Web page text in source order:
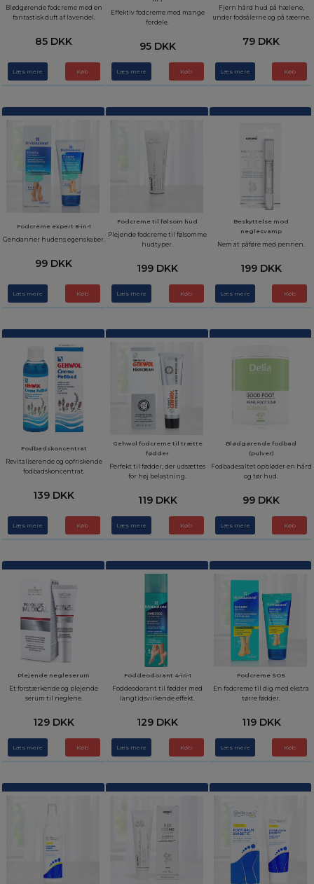
Blødgørende fodcreme med en
fantastisk duft af lavendel.
85 DKK
Læs mere
Effektiv fodcreme med mange
fordele.
95 DKK
Læs mere
Fjern hård hud på hælene,
under fodsålerne og på tæerne.
79 DKK
Læs mere
Fodcreme expert 8-in-1
Gendanner hudens egenskaber.
99 DKK
Læs mere
Fodcreme til følsom hud
Plejende fodcreme til følsomme
hudtyper.
199 DKK
Læs mere
Beskyttelse mod
neglesvamp
Nem at påføre med pennen.
199 DKK
Læs mere
Fodbadskoncentrat
Revitaliserende og opfriskende
fodbadskoncentrat.
139 DKK
Læs mere
Gehwol fodcreme til trætte
fødder
Perfekt til fødder, der udsættes
for høj belastning.
119 DKK
Læs mere
Blødgørende fodbad
(pulver)
Fodbadesaltet opbløder en hård
og tør hud.
99 DKK
Læs mere
Plejende negleserum
Et forstærkende og plejende
serum til neglene.
129 DKK
Læs mere
Foddeodorant 4-in-1
Foddeodorant til fødder med
langtidsvirkende effekt.
129 DKK
Læs mere
Fodcreme SOS
En fodcreme til dig med ekstra
tørre fødder.
119 DKK
Læs mere